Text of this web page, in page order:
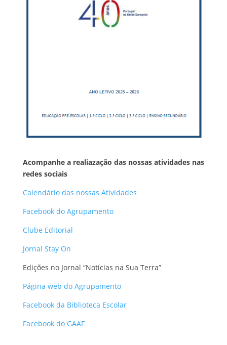
Acompanhe a realiazação das nossas atividades nas
redes sociais
Calendário das nossas Atividades
Facebook do Agrupamento
Clube Editorial
Jornal Stay On
Edições no Jornal “Notícias na Sua Terra”
Página web do Agrupamento
Facebook da Biblioteca Escolar
Facebook do GAAF